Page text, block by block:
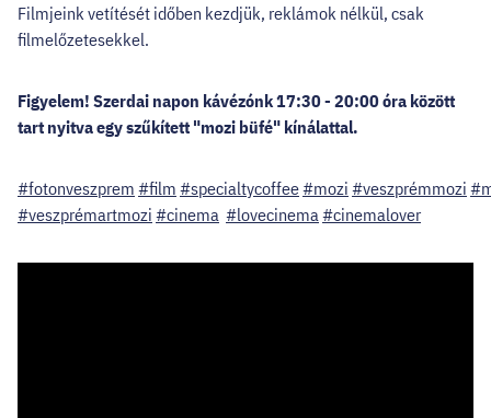
Filmjeink vetítését időben kezdjük, reklámok nélkül, csak
filmelőzetesekkel.
Figyelem! Szerdai napon kávézónk 17:30 - 20:00 óra között
tart nyitva egy szűkített "mozi büfé" kínálattal.
#fotonveszprem #film #specialtycoffee#mozi #veszprémmozi
#veszprémartmozi #cinema #lovecinema #cinemalover